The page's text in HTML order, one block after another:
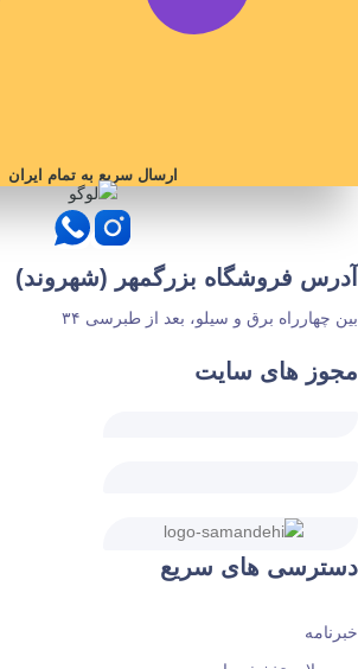
ارسال سریع به تمام ایران
آدرس فروشگاه بزرگمهر (شهروند)
بین چهارراه برق و سیلو، بعد از طبرسی ۳۴
مجوز های سایت
دسترسی های سریع
خبرنامه